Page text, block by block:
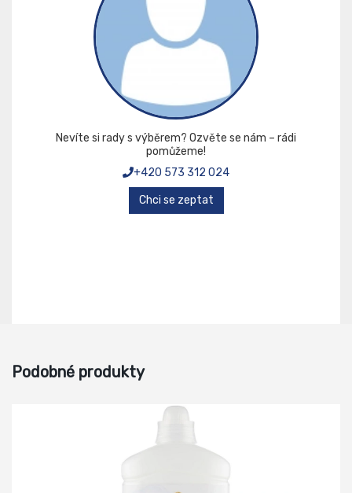
Nevíte si rady s výběrem? Ozvěte se nám – rádi
pomůžeme!
+420 573 312 024
Chci se zeptat
Podobné produkty